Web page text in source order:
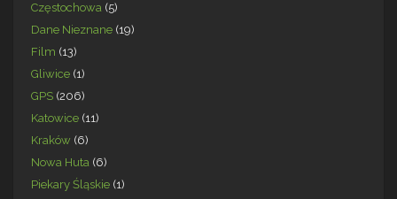
Częstochowa (5)
Dane Nieznane (19)
Film (13)
Gliwice (1)
GPS (206)
Katowice (11)
Kraków (6)
Nowa Huta (6)
Piekary Śląskie (1)